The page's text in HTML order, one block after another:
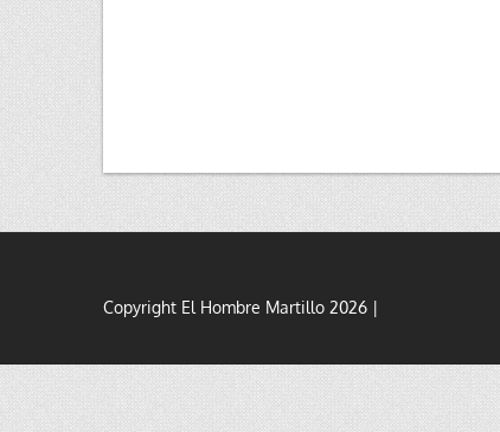
Copyright El Hombre Martillo 2026 |